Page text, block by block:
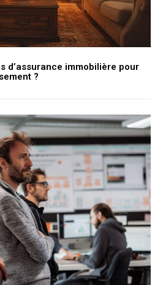
d’assurance immobilière pour
?